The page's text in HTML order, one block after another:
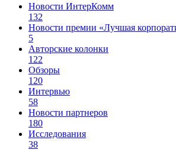
Новости ИнтерКомм
132
Новости премии «Лучшая
5
Авторские колонки
122
Обзоры
120
Интервью
58
Новости партнеров
180
Исследования
38